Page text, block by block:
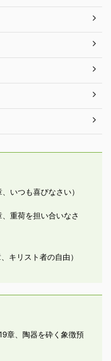
いつも喜びなさい）
重荷を担い合いなさ
キリスト者の自由）
章、陶器を砕く象徴預